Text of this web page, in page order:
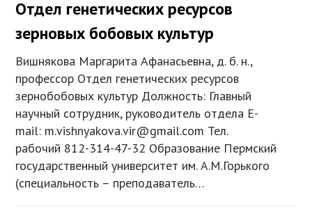
Отдел генетических ресурсов
зерновых бобовых культур
Вишнякова Маргарита Афанасьевна, д. б. н.,
профессор Отдел генетических ресурсов
зернобобовых культур Должность: Главный
научный сотрудник, руководитель отдела E-
mail: m.vishnyakova.vir@gmail.com Тел.
рабочий 812-314-47-32 Образование Пермский
государственный университет им. А.М.Горького
(специальность – преподаватель…